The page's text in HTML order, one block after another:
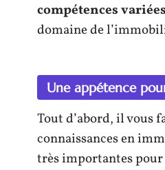
compétences
domaine de
Une appétence
Tout d’abord, il vous
connaissances en
très importantes